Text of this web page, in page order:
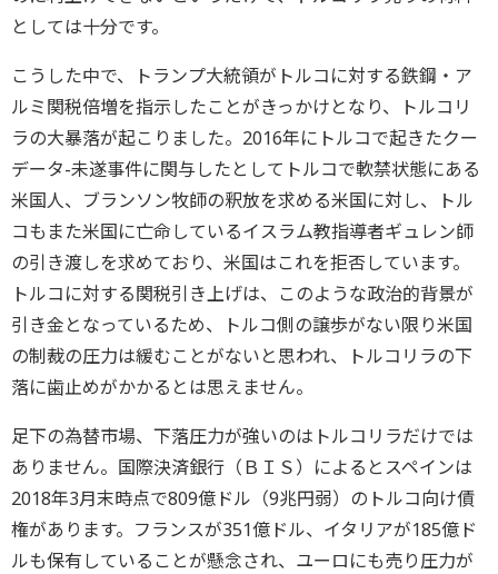
としては十分です。
こうした中で、トランプ大統領がトルコに対する鉄鋼・ア
ルミ関税倍増を指示したことがきっかけとなり、トルコリ
ラの大暴落が起こりました。2016年にトルコで起きたクー
データ-未遂事件に関与したとしてトルコで軟禁状態にある
米国人、ブランソン牧師の釈放を求める米国に対し、トル
コもまた米国に亡命しているイスラム教指導者ギュレン師
の引き渡しを求めており、米国はこれを拒否しています。
トルコに対する関税引き上げは、このような政治的背景が
引き金となっているため、トルコ側の譲歩がない限り米国
の制裁の圧力は緩むことがないと思われ、トルコリラの下
落に歯止めがかかるとは思えません。
足下の為替市場、下落圧力が強いのはトルコリラだけでは
ありません。国際決済銀行（ＢＩＳ）によるとスペインは
2018年3月末時点で809億ドル（9兆円弱）のトルコ向け債
権があります。フランスが351億ドル、イタリアが185億ド
ルも保有していることが懸念され、ユーロにも売り圧力が